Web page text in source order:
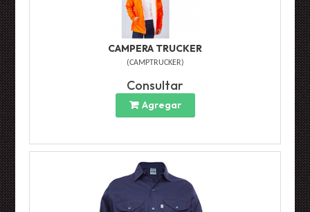
CAMPERA TRUCKER
(CAMPTRUCKER)
Consultar
Agregar